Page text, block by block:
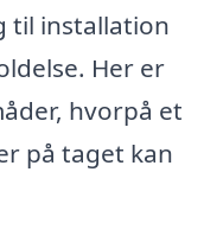
til installation
Her er
hvorpå et
på taget kan